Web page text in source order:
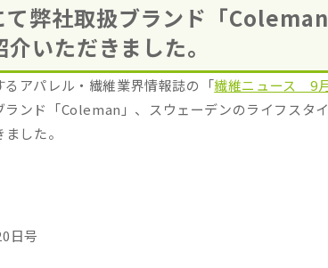
て弊社取扱ブランド「
いただきました。
アパレル・繊維業界情報誌の「繊維ニュース 9
ンド「Coleman」、スウェーデンのライフスタ
した。
日号